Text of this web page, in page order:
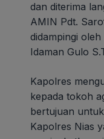
dan diterima
AMIN Pdt.
didampingi
Idaman Gulo
Kapolres
kepada tokoh
bertujuan
Kapolres Nias